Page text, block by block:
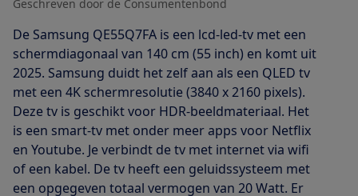
Geschreven door de Consumentenbond
De Samsung QE55Q7FA is een lcd-led-tv met een
schermdiagonaal van 140 cm (55 inch) en komt uit
2025. Samsung duidt het zelf aan als een QLED tv
met een 4K schermresolutie (3840 x 2160 pixels).
Deze tv is geschikt voor HDR-beeldmateriaal. Het
is een smart-tv met onder meer apps voor Netflix
en Youtube. Je verbindt de tv met internet via wifi
of een kabel. De tv heeft een geluidssysteem met
een opgegeven totaal vermogen van 20 Watt. Er